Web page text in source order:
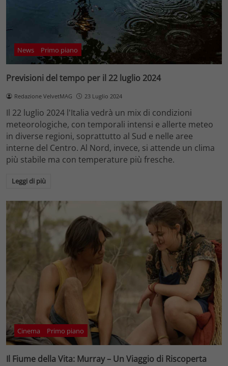
News Primo piano
Previsioni del tempo per il 22 luglio 2024
Redazione VelvetMAG 23 Luglio 2024
Il 22 luglio 2024 l'Italia vedrà un mix di condizioni
meteorologiche, con temporali intensi e allerte meteo
in diverse regioni, soprattutto al Sud e nelle aree
interne del Centro. Al Nord, invece, si attende un clima
più stabile ma con temperature più fresche.
Leggi di più
Cinema Primo piano
Il Fiume della Vita: Murray – Un Viaggio di Riscoperta